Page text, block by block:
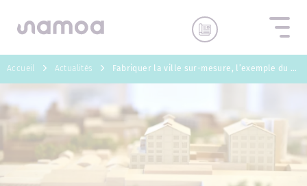
Accueil Actualités Fabriquer la ville sur-mesure, l’exemple du nouveau quartier République